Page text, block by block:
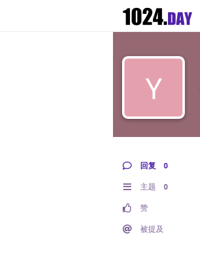
Y
回复 0
主题 0
赞
被提及